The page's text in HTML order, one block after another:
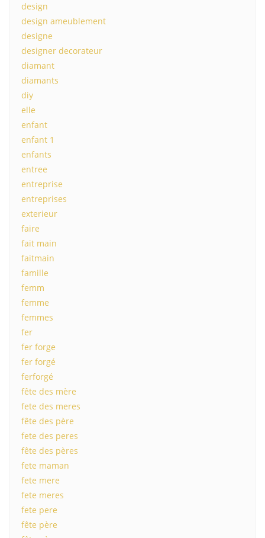
design
design ameublement
designe
designer decorateur
diamant
diamants
diy
elle
enfant
enfant 1
enfants
entree
entreprise
entreprises
exterieur
faire
fait main
faitmain
famille
femm
femme
femmes
fer
fer forge
fer forgé
ferforgé
fête des mère
fete des meres
fête des père
fete des peres
fête des pères
fete maman
fete mere
fete meres
fete pere
fête père